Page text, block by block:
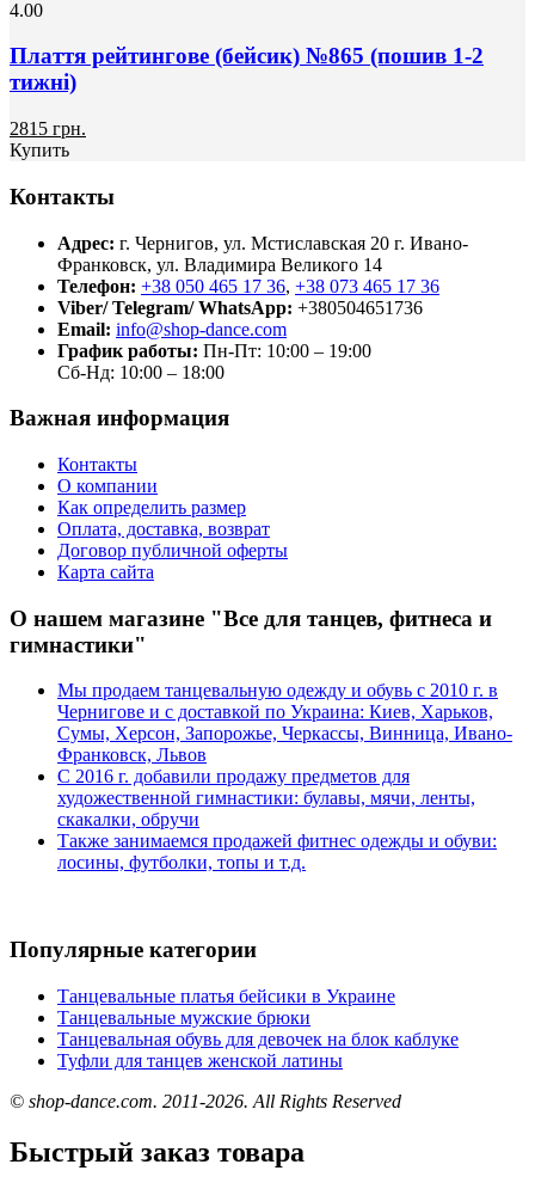
4.00
Плаття рейтингове (бейсик) №865 (пошив 1-2
тижні)
2815 грн.
Купить
Контакты
Адрес: г. Чернигов, ул. Мстиславская 20 г. Ивано-
Франковск, ул. Владимира Великого 14
Телефон: +38 050 465 17 36, +38 073 465 17 36
Viber/ Telegram/ WhatsApp: +380504651736
Email: info@shop-dance.com
График работы: Пн-Пт: 10:00 – 19:00
Сб-Нд: 10:00 – 18:00
Важная информация
Контакты
О компании
Как определить размер
Оплата, доставка, возврат
Договор публичной оферты
Карта сайта
О нашем магазине "Все для танцев, фитнеса и
гимнастики"
Мы продаем танцевальную одежду и обувь с 2010 г. в
Чернигове и с доставкой по Украина: Киев, Харьков,
Сумы, Херсон, Запорожье, Черкассы, Винница, Ивано-
Франковск, Львов
С 2016 г. добавили продажу предметов для
художественной гимнастики: булавы, мячи, ленты,
скакалки, обручи
Также занимаемся продажей фитнес одежды и обуви:
лосины, футболки, топы и т.д.
Популярные категории
Танцевальные платья бейсики в Украине
Танцевальные мужские брюки
Танцевальная обувь для девочек на блок каблуке
Туфли для танцев женской латины
© shop-dance.com. 2011-2026. All Rights Reserved
Быстрый заказ товара